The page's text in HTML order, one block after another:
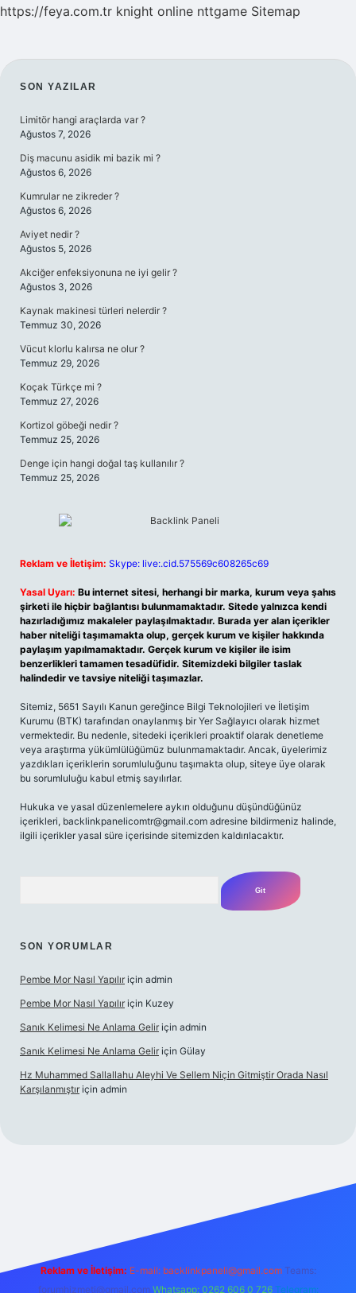
https://feya.com.tr knight online nttgame Sitemap
SIDEBAR
SON YAZILAR
Limitör hangi araçlarda var ?
Ağustos 7, 2026
Diş macunu asidik mi bazik mi ?
Ağustos 6, 2026
Kumrular ne zikreder ?
Ağustos 6, 2026
Aviyet nedir ?
Ağustos 5, 2026
Akciğer enfeksiyonuna ne iyi gelir ?
Ağustos 3, 2026
Kaynak makinesi türleri nelerdir ?
Temmuz 30, 2026
Vücut klorlu kalırsa ne olur ?
Temmuz 29, 2026
Koçak Türkçe mi ?
Temmuz 27, 2026
Kortizol göbeği nedir ?
Temmuz 25, 2026
Denge için hangi doğal taş kullanılır ?
Temmuz 25, 2026
Reklam ve İletişim: Skype: live:.cid.575569c608265c69
Yasal Uyarı: Bu internet sitesi, herhangi bir marka, kurum veya şahıs
şirketi ile hiçbir bağlantısı bulunmamaktadır. Sitede yalnızca kendi
hazırladığımız makaleler paylaşılmaktadır. Burada yer alan içerikler
haber niteliği taşımamakta olup, gerçek kurum ve kişiler hakkında
paylaşım yapılmamaktadır. Gerçek kurum ve kişiler ile isim
benzerlikleri tamamen tesadüfidir. Sitemizdeki bilgiler taslak
halindedir ve tavsiye niteliği taşımazlar.
Sitemiz, 5651 Sayılı Kanun gereğince Bilgi Teknolojileri ve İletişim
Kurumu (BTK) tarafından onaylanmış bir Yer Sağlayıcı olarak hizmet
vermektedir. Bu nedenle, sitedeki içerikleri proaktif olarak denetleme
veya araştırma yükümlülüğümüz bulunmamaktadır. Ancak, üyelerimiz
yazdıkları içeriklerin sorumluluğunu taşımakta olup, siteye üye olarak
bu sorumluluğu kabul etmiş sayılırlar.
Hukuka ve yasal düzenlemelere aykırı olduğunu düşündüğünüz
içerikleri, backlinkpanelicomtr@gmail.com adresine bildirmeniz halinde,
ilgili içerikler yasal süre içerisinde sitemizden kaldırılacaktır.
SON YORUMLAR
Pembe Mor Nasıl Yapılır için admin
Pembe Mor Nasıl Yapılır için Kuzey
Sanık Kelimesi Ne Anlama Gelir için admin
Sanık Kelimesi Ne Anlama Gelir için Gülay
Hz Muhammed Sallallahu Aleyhi Ve Sellem Niçin Gitmiştir Orada Nasıl
Karşılanmıştır için admin
Reklam ve İletişim: E-mail: backlinkpaneli@gmail.com Teams:
forumhizmeti@gmail.com Whatsapp: 0262 606 0 726 Telegram: